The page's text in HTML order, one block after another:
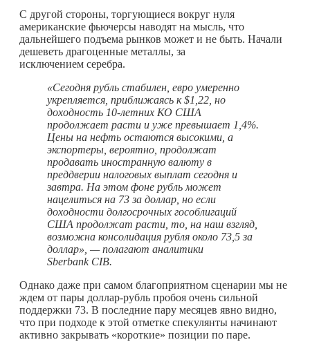
С другой стороны, торгующиеся вокруг нуля
американские фьючерсы наводят на мысль, что
дальнейшего подъема рынков может и не быть. Начали
дешеветь драгоценные металлы, за
исключением серебра.
«Сегодня рубль стабилен, евро умеренно
укрепляется, приближаясь к $1,22, но
доходность 10-летних КО США
продолжает расти и уже превышает 1,4%.
Цены на нефть остаются высокими, а
экспортеры, вероятно, продолжат
продавать иностранную валюту в
преддверии налоговых выплат сегодня и
завтра. На этом фоне рубль может
нацелиться на 73 за доллар, но если
доходности долгосрочных гособлигаций
США продолжат расти, то, на наш взгляд,
возможна консолидация рубля около 73,5 за
доллар», — полагают аналитики
Sberbank CIB.
Однако даже при самом благоприятном сценарии мы не
ждем от пары доллар-рубль пробоя очень сильной
поддержки 73. В последние пару месяцев явно видно,
что при подходе к этой отметке спекулянты начинают
активно закрывать «короткие» позиции по паре.